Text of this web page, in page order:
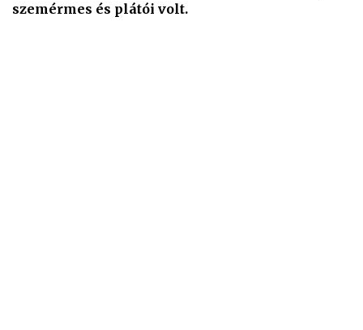
szemérmes és plátói volt.